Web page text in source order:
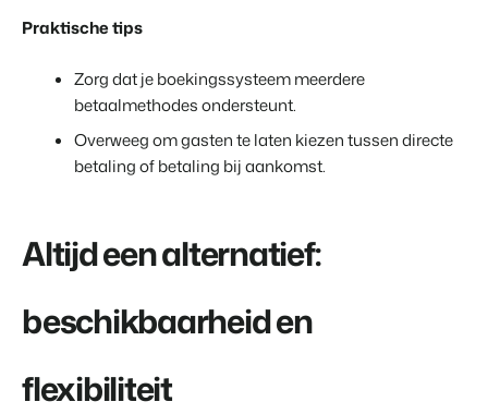
transformeren tot
volgeboekte vakantieparken
Klantverhaal Hofparken
Praktische tips
Zorg dat je boekingssysteem meerdere
betaalmethodes ondersteunt.
Overweeg om gasten te laten kiezen tussen directe
betaling of betaling bij aankomst.
Altijd een alternatief:
beschikbaarheid en
flexibiliteit